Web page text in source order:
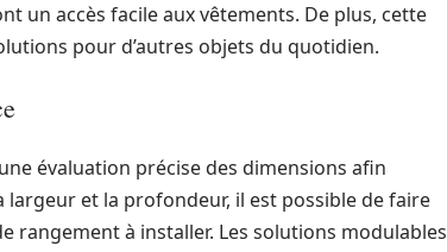
un accès facile aux vêtements. De plus, cette
pour d’autres objets du quotidien.
évaluation précise des dimensions afin
largeur et la profondeur, il est possible de faire
rangement à installer. Les solutions modulables